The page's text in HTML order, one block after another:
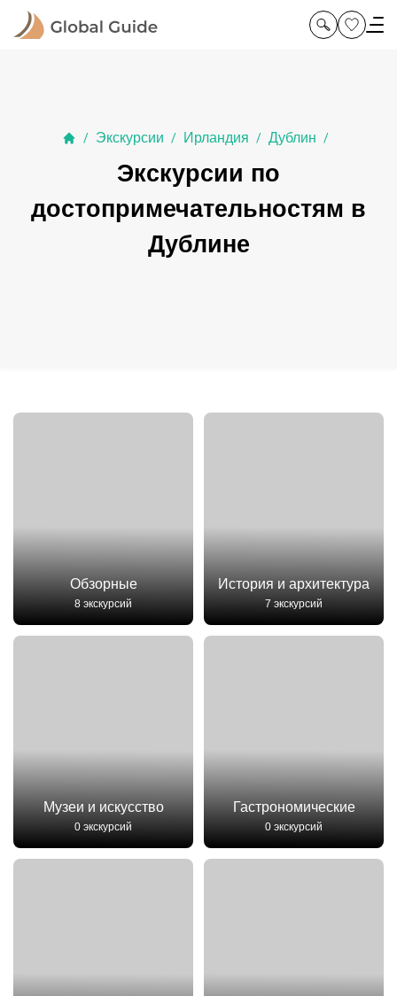
/ Экскурсии / Ирландия / Дублин /
Экскурсии по
достопримечательностям в
Дублине
Обзорные
8 экскурсий
История и архитектура
7 экскурсий
Музеи и искусство
0 экскурсий
Гастрономические
0 экскурсий